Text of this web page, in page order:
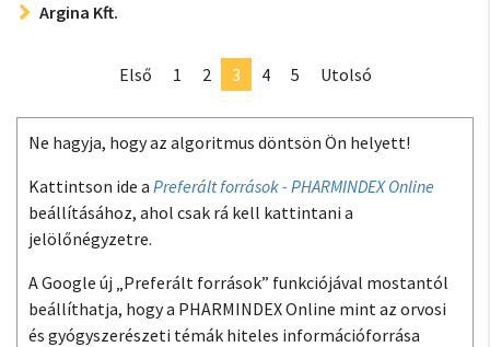
Argina Kft.
Első 1 2 3 4 5 Utolsó
Ne hagyja, hogy az algoritmus döntsön Ön helyett!
Kattintson ide a Preferált források - PHARMINDEX Online
beállításához, ahol csak rá kell kattintani a
jelölőnégyzetre.
A Google új „Preferált források” funkciójával mostantól
beállíthatja, hogy a PHARMINDEX Online mint az orvosi
és gyógyszerészeti témák hiteles információforrása